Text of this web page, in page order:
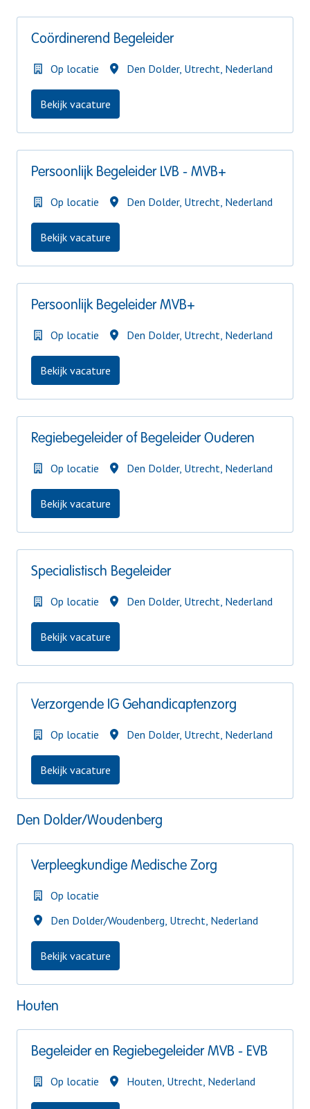
Coördinerend Begeleider
Op locatie Den Dolder, Utrecht, Nederland
Bekijk vacature
Persoonlijk Begeleider LVB - MVB+
Op locatie Den Dolder, Utrecht, Nederland
Bekijk vacature
Persoonlijk Begeleider MVB+
Op locatie Den Dolder, Utrecht, Nederland
Bekijk vacature
Regiebegeleider of Begeleider Ouderen
Op locatie Den Dolder, Utrecht, Nederland
Bekijk vacature
Specialistisch Begeleider
Op locatie Den Dolder, Utrecht, Nederland
Bekijk vacature
Verzorgende IG Gehandicaptenzorg
Op locatie Den Dolder, Utrecht, Nederland
Bekijk vacature
Den Dolder/Woudenberg
Verpleegkundige Medische Zorg
Op locatie
Den Dolder/Woudenberg, Utrecht, Nederland
Bekijk vacature
Houten
Begeleider en Regiebegeleider MVB - EVB
Op locatie Houten, Utrecht, Nederland